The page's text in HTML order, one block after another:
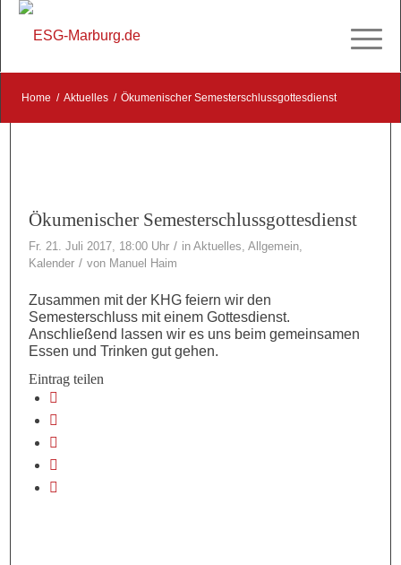
Home / Aktuelles / Ökumenischer Semesterschlussgottesdienst
Ökumenischer Semesterschlussgottesdienst
Fr. 21. Juli 2017, 18:00 Uhr / inAktuelles,Allgemein,
Kalender / von Manuel Haim
Zusammen mit der KHG feiern wir den
Semesterschluss mit einem Gottesdienst.
Anschließend lassen wir es uns beim gemeinsamen
Essen und Trinken gut gehen.
Eintrag teilen